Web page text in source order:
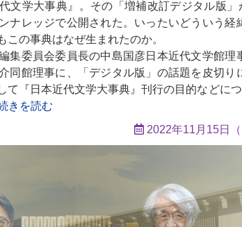
文学大事典』。その「増補改訂デジタル版」
ナレッジで公開された。いったいどういう経
この事典はなぜ生まれたのか。
集委員会委員長の中島国彦日本近代文学館理
同館理事に、「デジタル版」の話題を皮切り
て『日本近代文学大事典』刊行の目的などに
きを読む
2022年11月15日